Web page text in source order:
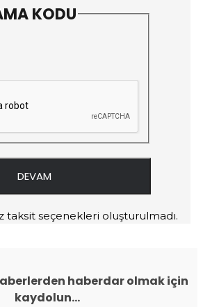
KODU
DEVAM
taksit seçenekleri oluşturulmadı.
haberdar olmak için
kaydolun...